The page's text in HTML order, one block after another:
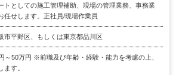
トとしての施工管理補助、現場の管理業務、事務業
任せします。正社員/現場作業員
市平野区、もしくは東京都品川区
～50万円 ※前職及び年齢・経験・能力を考慮の上、
ます。